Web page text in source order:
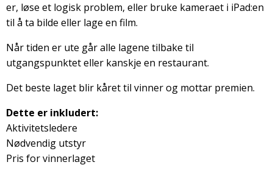
er, løse et logisk problem, eller bruke kameraet i iPad:en
til å ta bilde eller lage en film.
Når tiden er ute går alle lagene tilbake til
utgangspunktet eller kanskje en restaurant.
Det beste laget blir kåret til vinner og mottar premien.
Dette er inkludert:
Aktivitetsledere
Nødvendig utstyr
Pris for vinnerlaget